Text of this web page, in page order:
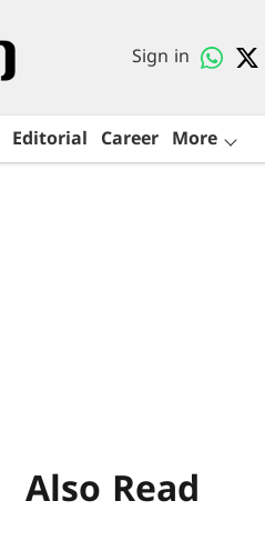
Sign in
Editorial Career More
Also Read